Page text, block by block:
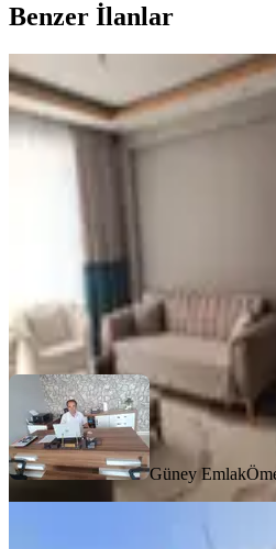
Benzer İlanlar
YENİ
Aslanbeyde
Dulkadiroğlu, Aslan
Güney Emlak Ömer Güney
Ara
Güney Emlak